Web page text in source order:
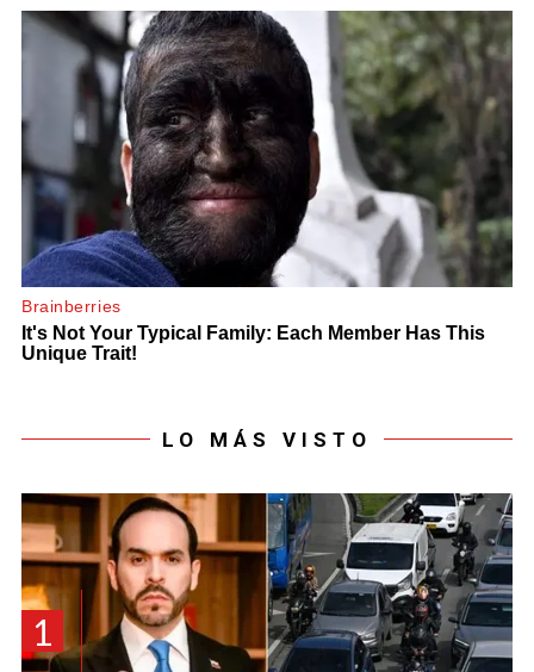
LO MÁS VISTO
1